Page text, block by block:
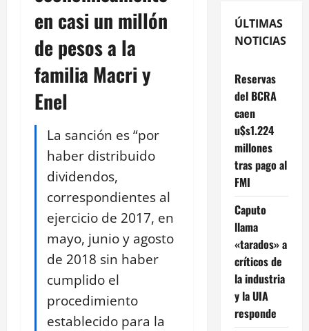
en casi un millón
de pesos a la
familia Macri y
Enel
La sanción es “por
haber distribuido
dividendos,
correspondientes al
ejercicio de 2017, en
mayo, junio y agosto
de 2018 sin haber
cumplido el
procedimiento
establecido para la
ÚLTIMAS
NOTICIAS
Reservas
del BCRA
caen
u$s1.224
millones
tras pago al
FMI
Caputo
llama
«tarados» a
críticos de
la industria
y la UIA
responde